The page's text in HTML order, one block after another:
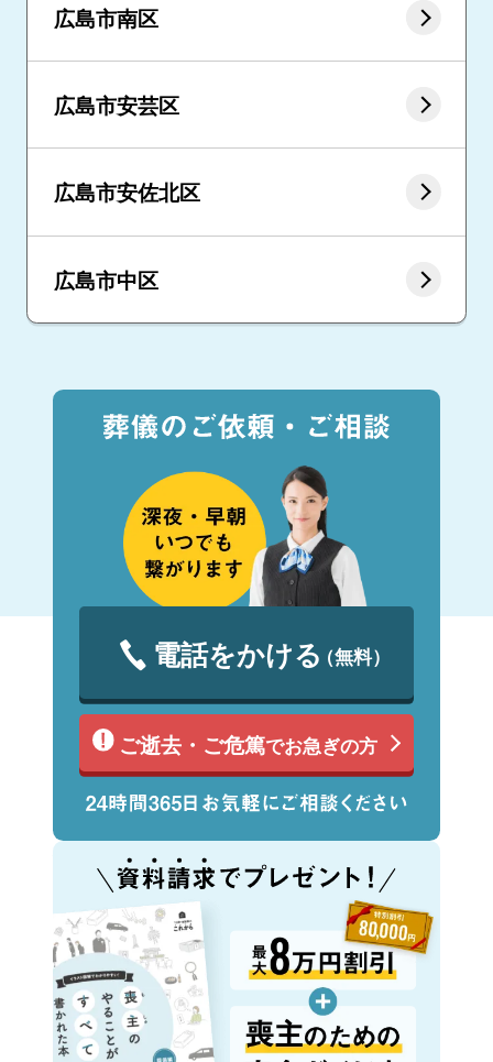
広島市南区
広島市安芸区
広島市安佐北区
広島市中区
電話をかける（無料）
ご逝去・ご危篤でお急ぎの方